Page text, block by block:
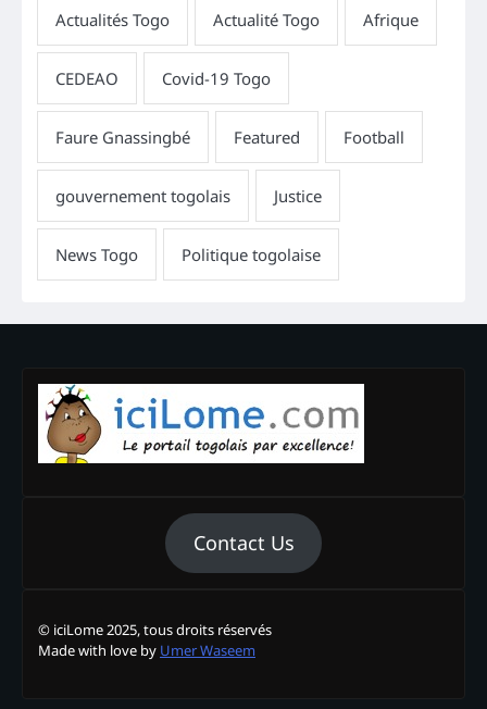
Contact Us
© iciLome 2025, tous droits réservés
Made with love by Umer Waseem